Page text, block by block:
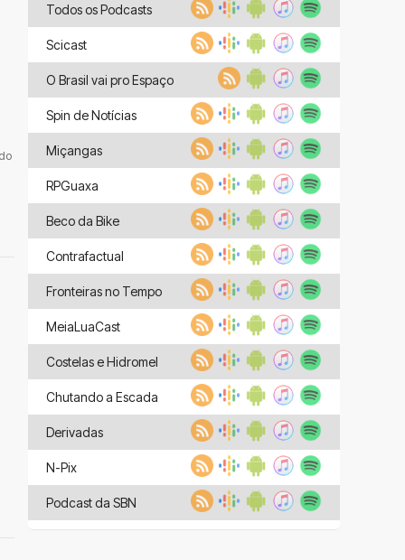
Todos os Podcasts
Scicast
O Brasil vai pro Espaço
Spin de Notícias
Miçangas
RPGuaxa
Beco da Bike
Contrafactual
Fronteiras no Tempo
MeiaLuaCast
Costelas e Hidromel
Chutando a Escada
Derivadas
N-Pix
Podcast da SBN